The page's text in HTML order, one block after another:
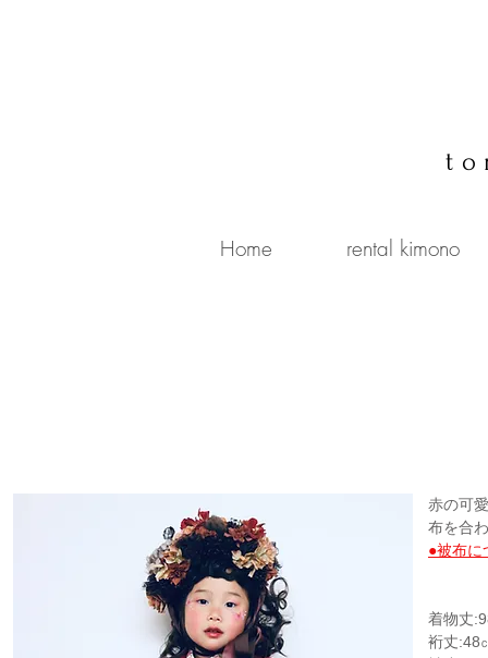
Home rental kimono
赤の可
布を合
●被布に
着物丈
裄丈:48